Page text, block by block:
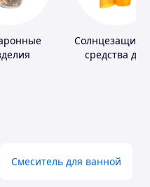
средства для
Смеситель для ванной